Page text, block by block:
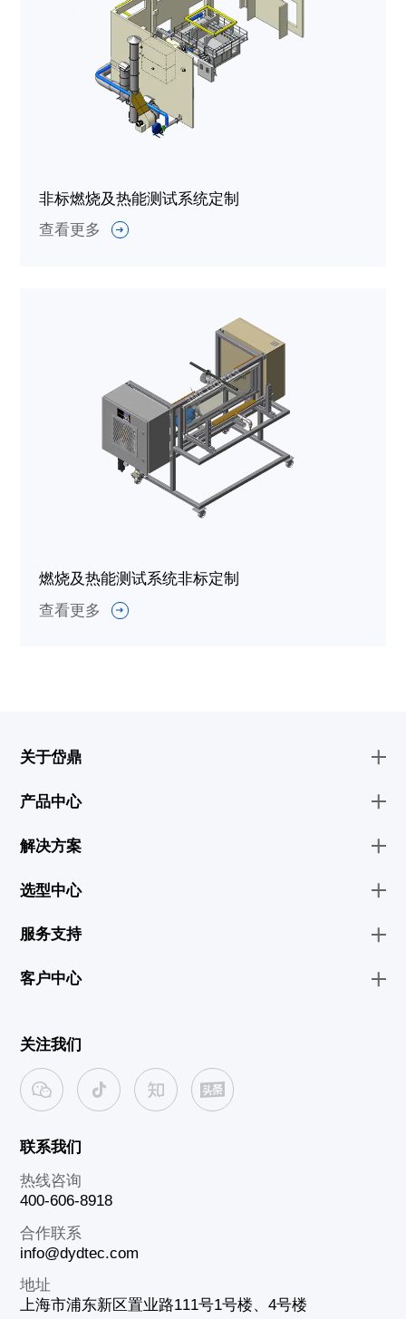
非标燃烧及热能测试系统定制
查看更多
燃烧及热能测试系统非标定制
查看更多
关于岱鼎
产品中心
解决方案
选型中心
服务支持
客户中心
关注我们
联系我们
热线咨询
400-606-8918
合作联系
info@dydtec.com
地址
上海市浦东新区置业路111号1号楼、4号楼